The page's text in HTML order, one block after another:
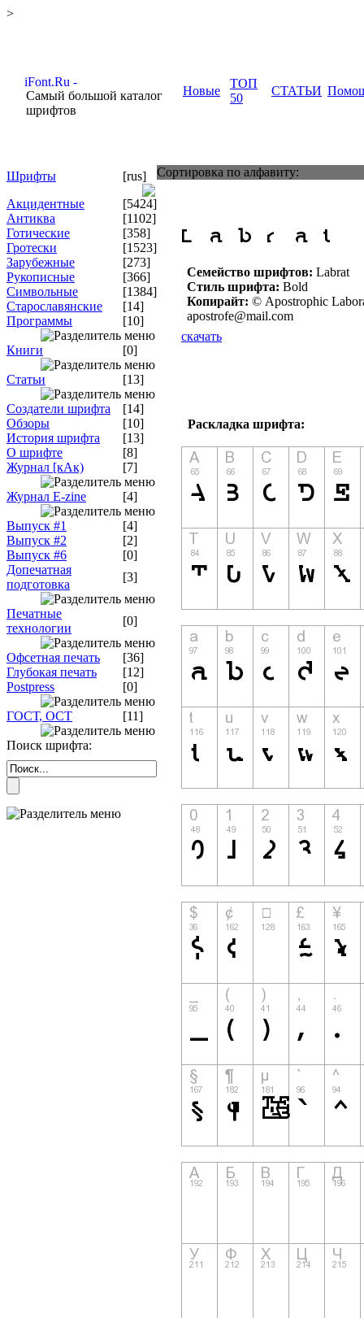
>
Самый большой каталог
шрифтов
Новые
ТОП
50
СТАТЬИ
Шрифты
[rus]
Акцидентные
[5424]
Антиква
[1102]
Готические
[358]
Гротески
[1523]
Зарубежные
[273]
Рукописные
[366]
Символьные
[1384]
Старославянские
[14]
Программы
[10]
Книги [0]
Статьи [13]
Создатели шрифта
[14]
Обзоры
[10]
История шрифта
[13]
О шрифте
[8]
Журнал [кАк)
[7]
Журнал E-zine [4]
Выпуск #1
[4]
Выпуск #2
[2]
Выпуск #6
[0]
Допечатная
подготовка
[3]
Печатные
технологии
[0]
Офсетная печать
[36]
Глубокая печать
[12]
Postpress
[0]
ГОСТ, ОСТ [11]
Поиск шрифта:
Сортировка по алфавиту:
Семейство шрифтов: Labrat
Стиль шрифта: Bold
Копирайт: © Apostrophic
apostrofe@mail.com
скачать
Раскладка шрифта: